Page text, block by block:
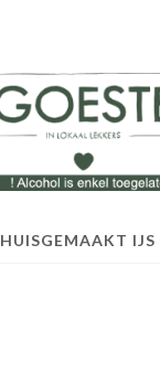
HUISGEMAAKT IJS